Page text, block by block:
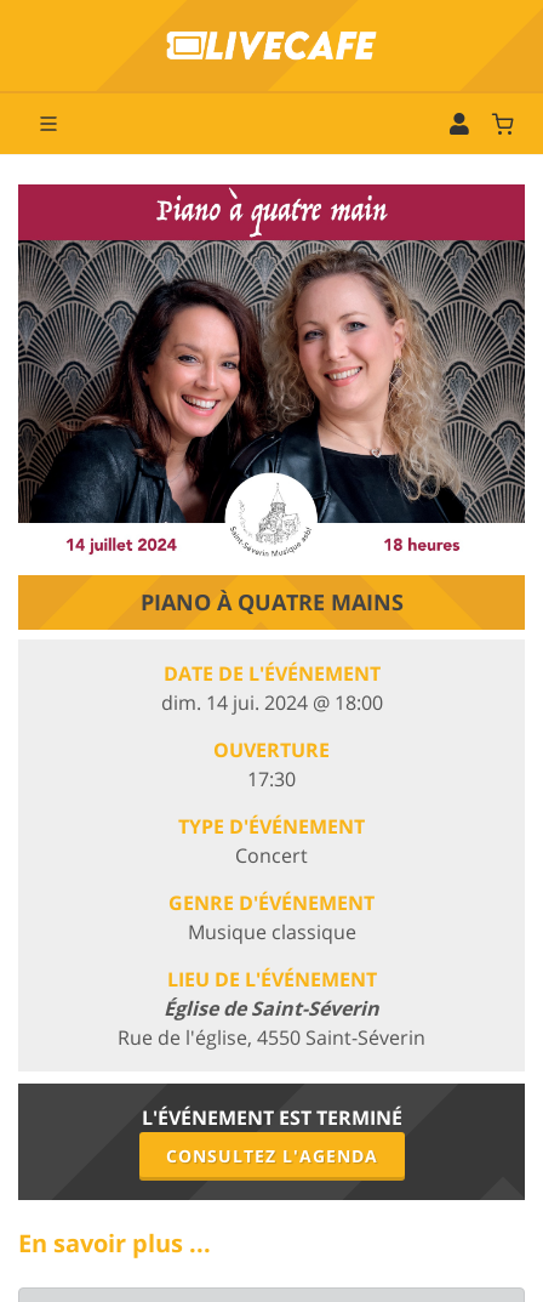
PIANO À QUATRE MAINS
DATE DE L'ÉVÉNEMENT
dim. 14 jui. 2024 @ 18:00
OUVERTURE
17:30
TYPE D'ÉVÉNEMENT
Concert
GENRE D'ÉVÉNEMENT
Musique classique
LIEU DE L'ÉVÉNEMENT
Église de Saint-Séverin
Rue de l'église, 4550 Saint-Séverin
L'ÉVÉNEMENT EST TERMINÉ
CONSULTEZ L'AGENDA
En savoir plus ...